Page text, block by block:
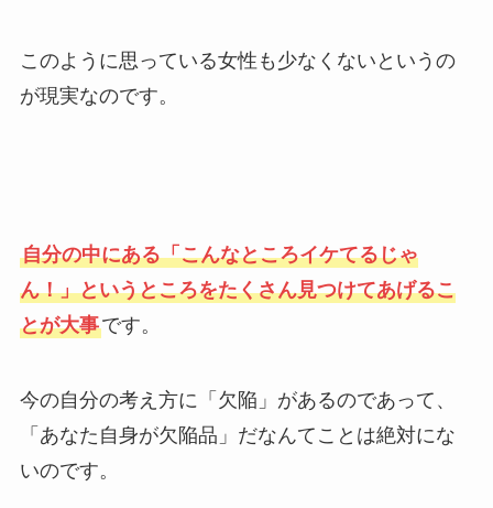
このように思っている女性も少なくないというの
が現実なのです。
自分の中にある「こんなところイケてるじゃ
ん！」というところをたくさん見つけてあげるこ
とが大事です。
今の自分の考え方に「欠陥」があるのであって、
「あなた自身が欠陥品」だなんてことは絶対にな
いのです。